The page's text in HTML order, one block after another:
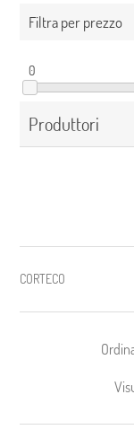
Filtra per prezzo
0
Produttori
CORTECO